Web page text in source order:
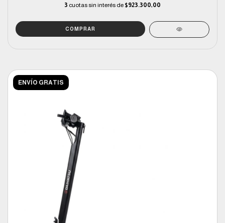
3 cuotas sin interés de $923.300,00
ENVÍO GRATIS